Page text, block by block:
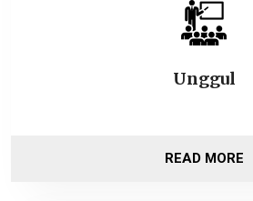
Unggul
READ MORE